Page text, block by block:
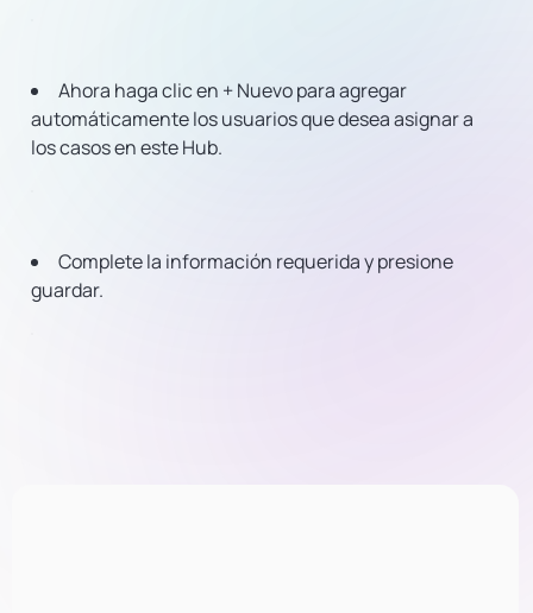
Ahora haga clic en + Nuevo para agregar
automáticamente los usuarios que desea asignar a
los casos en este Hub.
Complete la información requerida y presione
guardar.